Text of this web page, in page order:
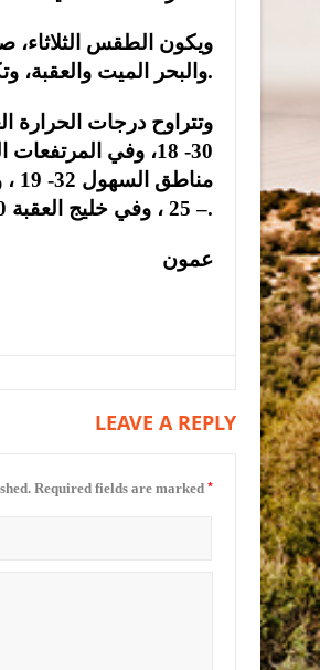
ويكون الطقس الثلاثاء،
والبحر الميت والعقبة، وتكون الرياح شمالية غربية معتدلة السرعة تنشط أحياناً.
– 25 ، وفي خليج العقبة 40 – 26 درجة مئوية.
عمون
LEAVE A REPLY
Required fields are marked *